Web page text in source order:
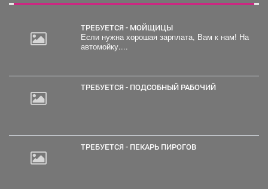
ТРЕБУЕТСЯ - МОЙЩИЦЫ
Если нужна хорошая зарплата, Вам к нам! На
автомойку....
ТРЕБУЕТСЯ - ПОДСОБНЫЙ РАБОЧИЙ
ТРЕБУЕТСЯ - ПЕКАРЬ ПИРОГОВ